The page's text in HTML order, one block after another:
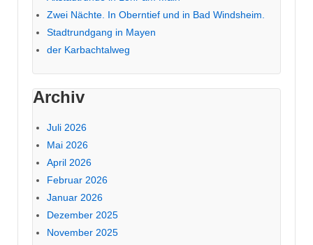
Zwei Nächte. In Oberntief und in Bad Windsheim.
Stadtrundgang in Mayen
der Karbachtalweg
Archiv
Juli 2026
Mai 2026
April 2026
Februar 2026
Januar 2026
Dezember 2025
November 2025